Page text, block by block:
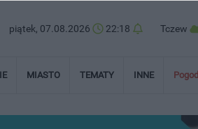
piątek, 07.08.2026 22:18 Tczew
MIASTO TEMATY INNE